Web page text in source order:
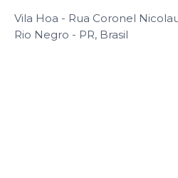
Vila Hoa - Rua Coronel
Rio Negro - PR, Brasil